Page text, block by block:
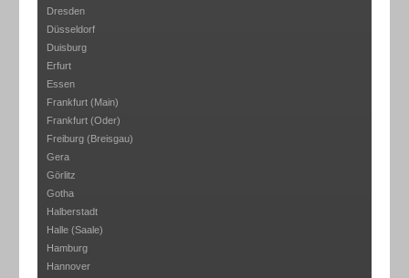
Dresden
Düsseldorf
Duisburg
Erfurt
Essen
Frankfurt (Main)
Frankfurt (Oder)
Freiburg (Breisgau)
Gera
Görlitz
Gotha
Halberstadt
Halle (Saale)
Hamburg
Hannover